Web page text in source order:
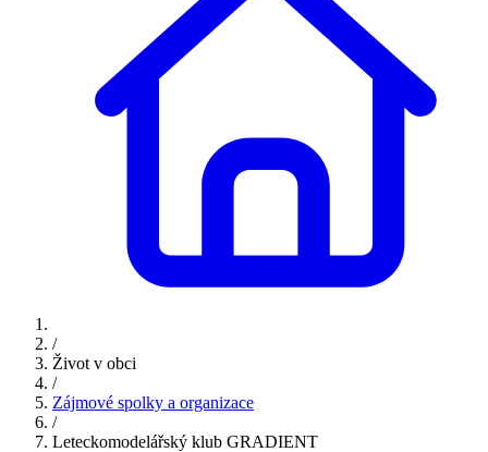
/
Život v obci
/
Zájmové spolky a organizace
/
Leteckomodelářský klub GRADIENT